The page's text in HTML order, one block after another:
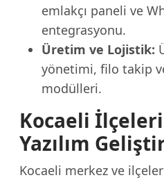
emlakçı paneli ve
entegrasyonu.
Üretim ve Lojistik:
yönetimi, filo takip
modülleri.
Kocaeli
Yazılım
Kocaeli merkez ve